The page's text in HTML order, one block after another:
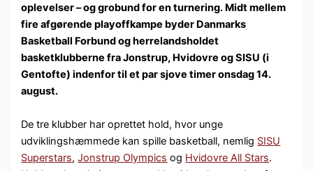
oplevelser – og grobund for en turnering. Midt mellem
fire afgørende playoffkampe byder Danmarks
Basketball Forbund og herrelandsholdet
basketklubberne fra Jonstrup, Hvidovre og SISU (i
Gentofte) indenfor til et par sjove timer onsdag 14.
august.
De tre klubber har oprettet hold, hvor unge
udviklingshæmmede kan spille basketball, nemlig SISU
Superstars,Jonstrup Olympics og Hvidovre All Stars.